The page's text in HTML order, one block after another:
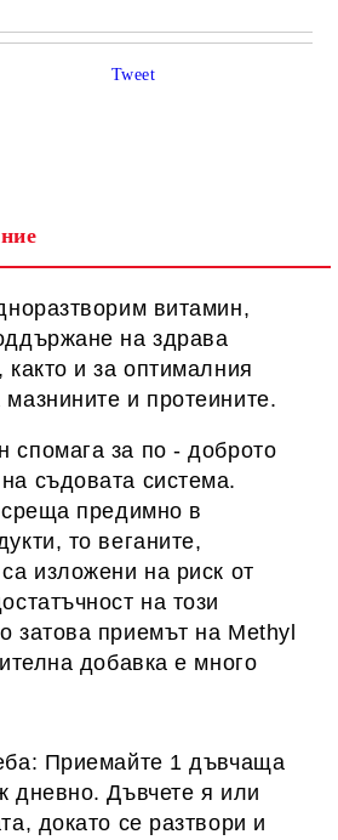
ПОПЪЛНЕТЕ 1 ПОЛЕ
в рамките на работния ден.
Tweet
витамин,
на здрава
както и за оптималния
и протеините.
спомага за по - доброто
съдовата система.
предимно в
то веганите,
изложени на риск от
на този
затова приемът на Methyl
добавка е много
Приемайте 1 дъвчаща
дневно. Дъвчете я или
докато се разтвори и